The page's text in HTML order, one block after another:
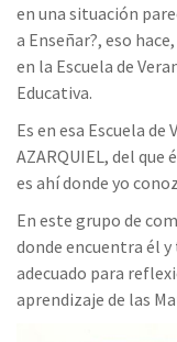
en una situación
a Enseñar?, eso
en la Escuela de
Educativa.
Es en esa Escuela
AZARQUIEL, del
es ahí donde yo
En este grupo de
donde encuentra él
adecuado para
aprendizaje de las